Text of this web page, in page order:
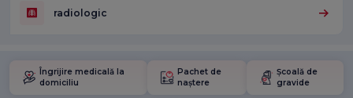
radiologic
Îngrijire medicală la
domiciliu
Pachet de
naștere
Școală de
gravide